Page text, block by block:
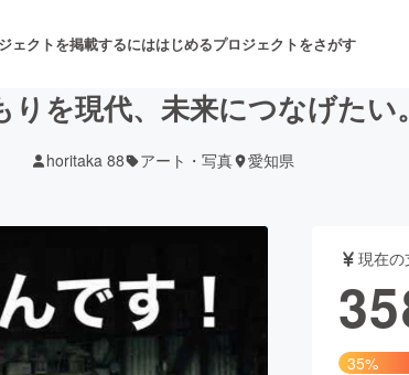
ェクトを掲載するにははじめるプロジェクトをさがす
舞台・パフォーマンス
ービス開発
りを現代、未来につなげたい
horitaka 88 アート・写真 愛知県
現在
35%